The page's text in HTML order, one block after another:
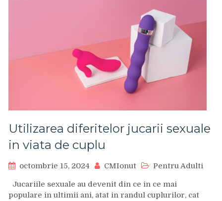
Utilizarea diferitelor jucarii sexuale
in viata de cuplu
octombrie 15, 2024 CMIonut Pentru Adulti
Jucariile sexuale au devenit din ce in ce mai
populare in ultimii ani, atat in randul cuplurilor, cat